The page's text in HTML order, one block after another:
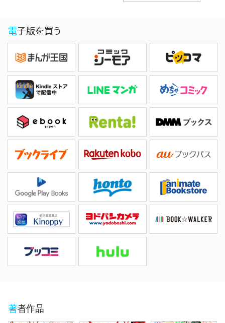
電子版を買う
著者作品